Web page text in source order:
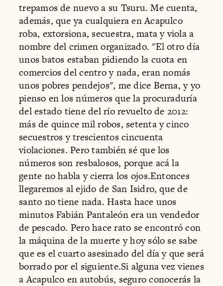
trepamos de nuevo a su Tsuru. Me cuenta,
además, que ya cualquiera en Acapulco
roba, extorsiona, secuestra, mata y viola a
nombre del crimen organizado. "El otro día
unos batos estaban pidiendo la cuota en
comercios del centro y nada, eran nomás
unos pobres pendejos", me dice Berna, y yo
pienso en los números que la procuraduría
del estado tiene del río revuelto de 2012:
más de quince mil robos, setenta y cinco
secuestros y trescientos cincuenta
violaciones. Pero también sé que los
números son resbalosos, porque acá la
gente no habla y cierra los ojos.Entonces
llegaremos al ejido de San Isidro, que de
santo no tiene nada. Hasta hace unos
minutos Fabián Pantaleón era un vendedor
de pescado. Pero hace rato se encontró con
la máquina de la muerte y hoy sólo se sabe
que es el cuarto asesinado del día y que será
borrado por el siguiente.Si alguna vez vienes
a Acapulco en autobús, seguro conocerás la